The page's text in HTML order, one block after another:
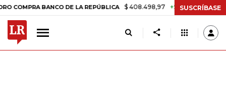
BANCO DE LA REPÚBLICA $ 408.498,97 +$ 8.753,81 +2,19%
SUSCRÍBASE